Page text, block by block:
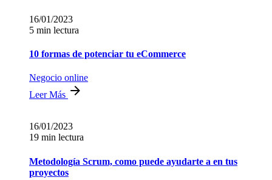
16/01/2023
5 min lectura
10 formas de potenciar tu eCommerce
Negocio online
Leer Más
16/01/2023
19 min lectura
Metodología Scrum, como puede ayudarte a en tus
proyectos